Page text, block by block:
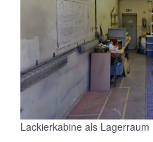
Lackierkabine als Lagerraum